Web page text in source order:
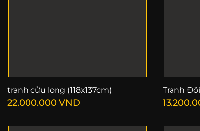
tranh cửu long (118x137cm)
22.000.000 VND
Tranh